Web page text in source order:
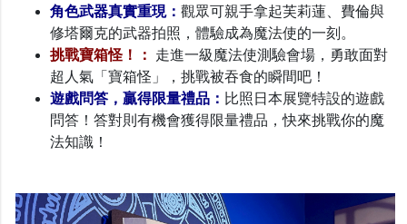
角色武器真實重現： 觀眾可親手拿起芙莉蓮、費倫與
修塔爾克的武器拍照，體驗成為魔法使的一刻。
挑戰寶箱怪！：
走進一級魔法使測驗會場，勇敢面對
超人氣「寶箱怪」，挑戰被吞食的瞬間吧！
遊戲問答，贏得限量禮品： 比照日本展覽特設的遊戲
問答！答對則有機會獲得限量禮品，快來挑戰你的魔
法知識！